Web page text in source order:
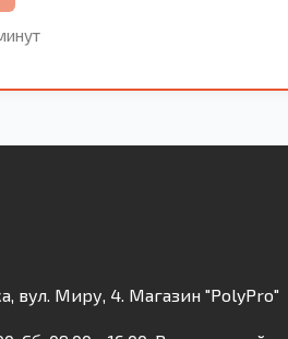
вул. Миру, 4. Магазин "PolyPro"